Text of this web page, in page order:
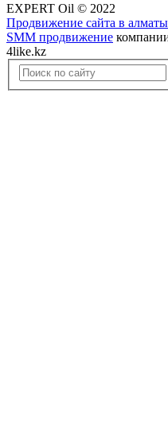
EXPERT Oil © 2022
Продвижение сайта в алматы
SMM продвижение
4like.kz